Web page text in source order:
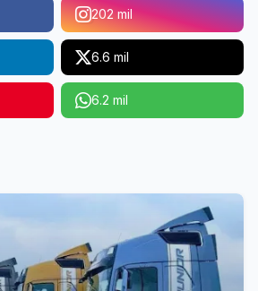
202 mil
6.6 mil
6.2 mil